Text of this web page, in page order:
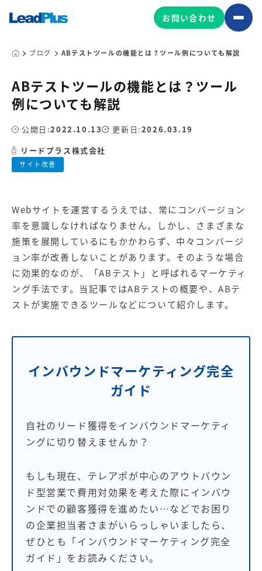
広告プロモーション
MA/CRM/SFA導入・運用
Web制作
マーケティングコンサルティング
Leadplus One
ボード
マーケティングサービスの製品
【店舗型ビジネス向け】エリ
ア
マーケティングサービス
【金融機関向け】マーケティ
ング
サービス
【IT企業向け】マーケティン
SNSアカウント運用代行サー
広告プロモーションの製品
【クリニック向け】新規集患
【歯科業界向け】新規集患
【塾・個別塾業界向け】新規
集客Web広告パッケージ
サイトアクセス増加パッケー
Web制作の製品
WEBプラス
お問い合わせ
ブログ ABテストツールの機能とは？ツール例についても解説
ABテストツールの機能とは？ツール
例についても解説
サイト改善
公開日:2022.10.13 更新日:2026.03.19
リードプラス株式会社
Webサイトを運営するうえでは、常に コンバージョン
率を意識しなければなりません。しかし、さまざまな
施策を展開しているにもかかわらず、中々コンバージ
ョン率が改善しないことがあります。そのような場合
に効果的なのが、「ABテスト」と呼ばれるマーケティ
ング手法です。当記事ではABテストの概要や、ABテ
ストが実施できるツールなどについて紹介します。
インバウンドマーケティング完全
ガイド
自社のリード獲得をインバウンドマーケティ
ングに切り替えませんか？
もしも現在、テレアポが中心のアウトバウン
ド型営業で費用対効果を考えた際にインバウ
ンドでの顧客獲得を進めたい…などでお困り
の企業担当者さまがいらっしゃいましたら、
ぜひとも「インバウンドマーケティング完全
ガイド」をお読みください。